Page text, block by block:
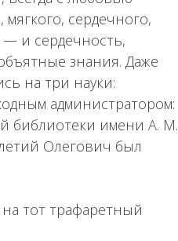
сердечного,
— и сердечность,
знания. Даже
на три науки:
администратором:
библиотеки имени А. М.
Олегович был
тот трафаретный